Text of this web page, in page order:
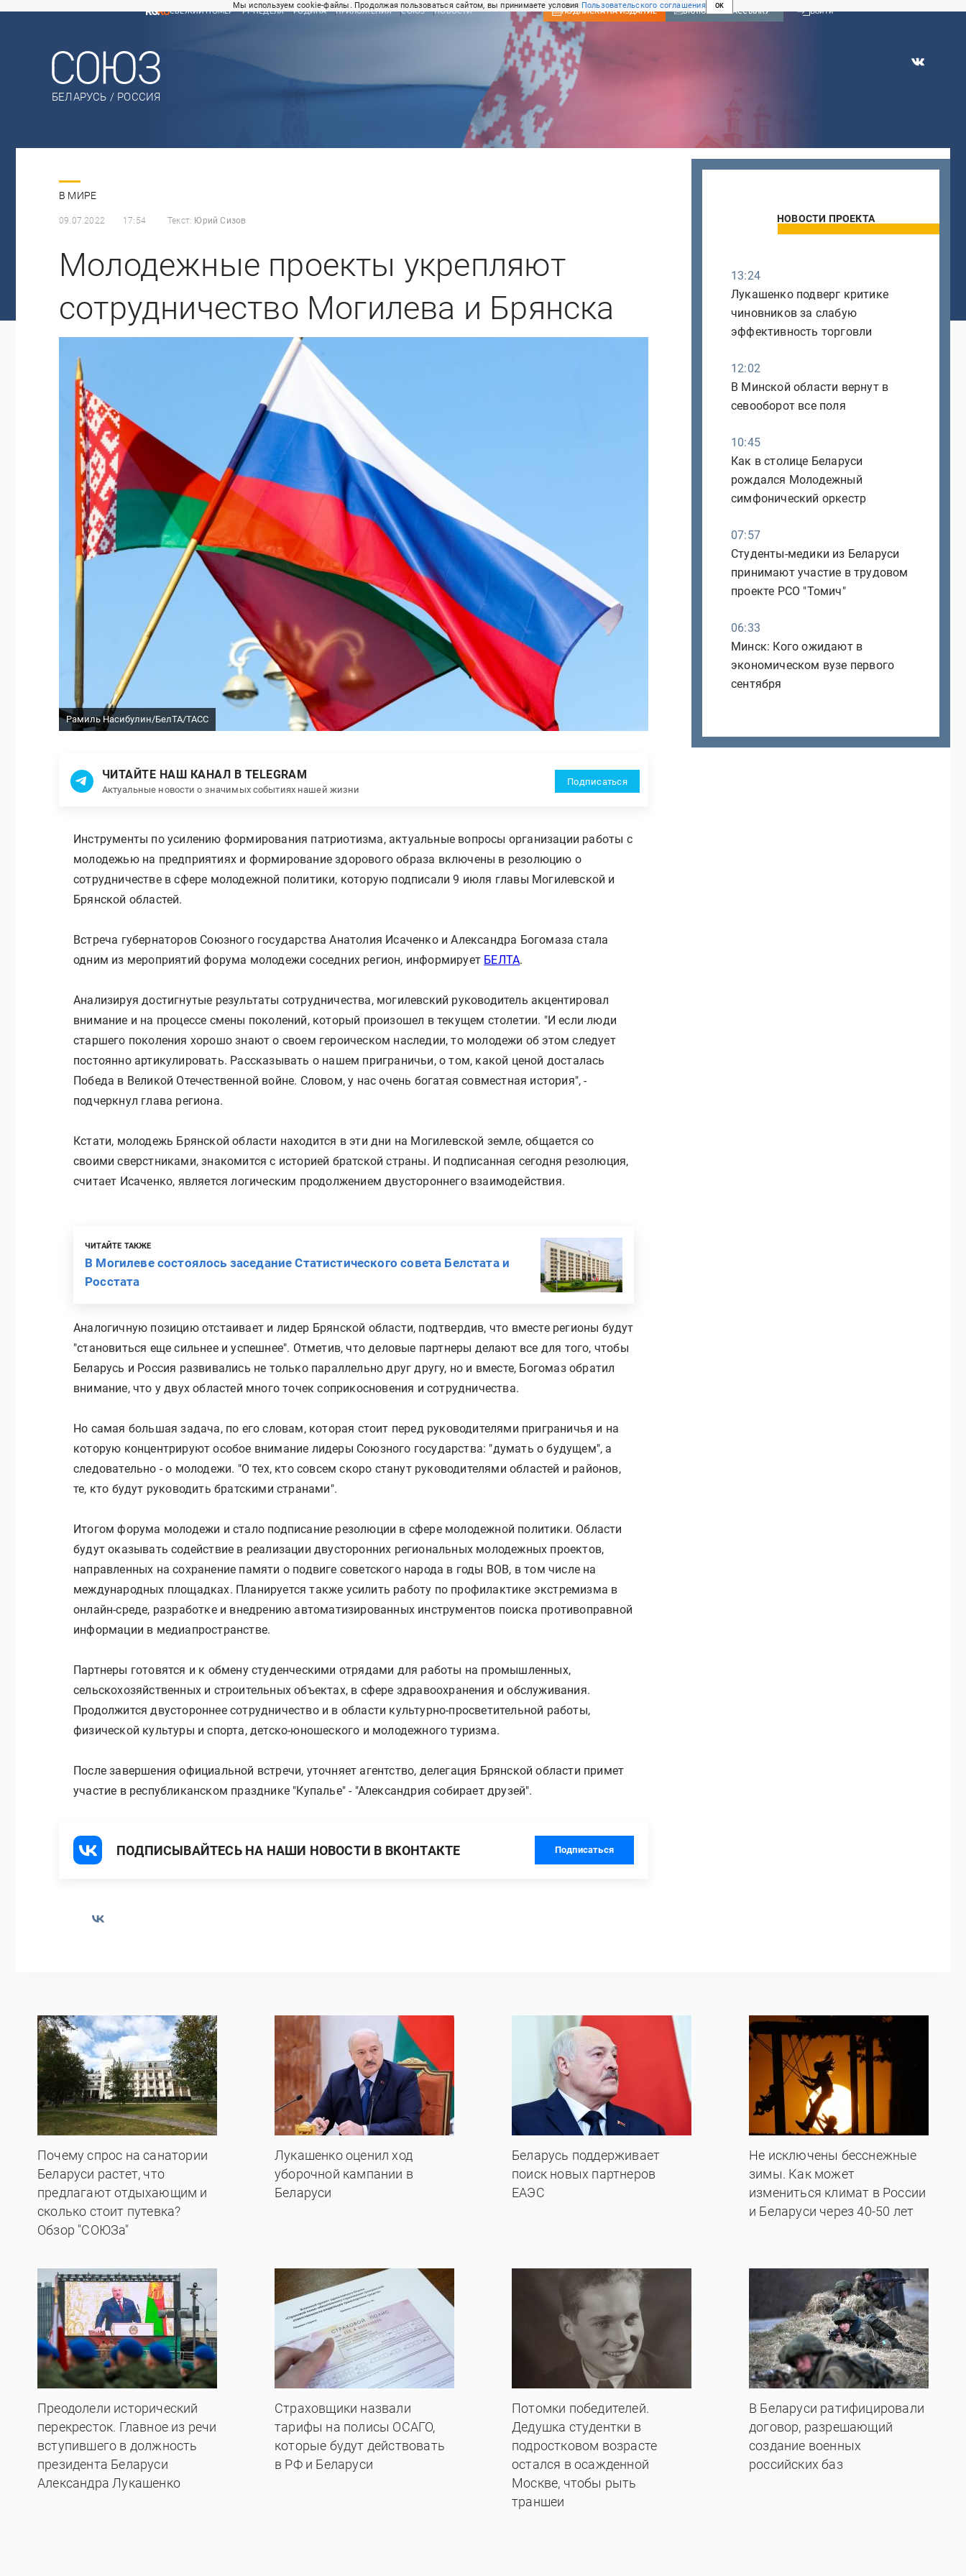
Мы используем cookie-файлы. Продолжая пользоваться сайтом, вы принимаете условия Пользовательского соглашения
OK
СВЕЖИЙ НОМЕР
РГ-НЕДЕЛЯ РОДИНА ПРИЛОЖЕНИЯ СОЮЗ НОВОСТИ ПОДПИСКА НА ИЗДАНИЕ ВКЛЮЧИТЬ РАССЫЛКУ Войти
БЕЛАРУСЬ / РОССИЯ
В МИРЕ
09.07.2022 17:54 Текст: Юрий Сизов
Молодежные проекты укрепляют
сотрудничество Могилева и Брянска
Рамиль Насибулин/БелТА/ТАСС
ЧИТАЙТЕ НАШ КАНАЛ В TELEGRAM
Актуальные новости о значимых событиях нашей жизни
Подписаться
Инструменты по усилению формирования патриотизма, актуальные вопросы организации работы с
молодежью на предприятиях и формирование здорового образа включены в резолюцию о
сотрудничестве в сфере молодежной политики, которую подписали 9 июля главы Могилевской и
Брянской областей.
Встреча губернаторов Союзного государства Анатолия Исаченко и Александра Богомаза стала
одним из мероприятий форума молодежи соседних регион, информирует БЕЛТА.
Анализируя достигнутые результаты сотрудничества, могилевский руководитель акцентировал
внимание и на процессе смены поколений, который произошел в текущем столетии. "И если люди
старшего поколения хорошо знают о своем героическом наследии, то молодежи об этом следует
постоянно артикулировать. Рассказывать о нашем приграничьи, о том, какой ценой досталась
Победа в Великой Отечественной войне. Словом, у нас очень богатая совместная история", -
подчеркнул глава региона.
Кстати, молодежь Брянской области находится в эти дни на Могилевской земле, общается со
своими сверстниками, знакомится с историей братской страны. И подписанная сегодня резолюция,
считает Исаченко, является логическим продолжением двустороннего взаимодействия.
ЧИТАЙТЕ ТАКЖЕ
В Могилеве состоялось заседание Статистического совета Белстата и
Росстата
Аналогичную позицию отстаивает и лидер Брянской области, подтвердив, что вместе регионы будут
"становиться еще сильнее и успешнее". Отметив, что деловые партнеры делают все для того, чтобы
Беларусь и Россия развивались не только параллельно друг другу, но и вместе, Богомаз обратил
внимание, что у двух областей много точек соприкосновения и сотрудничества.
Но самая большая задача, по его словам, которая стоит перед руководителями приграничья и на
которую концентрируют особое внимание лидеры Союзного государства: "думать о будущем", а
следовательно - о молодежи. "О тех, кто совсем скоро станут руководителями областей и районов,
те, кто будут руководить братскими странами".
Итогом форума молодежи и стало подписание резолюции в сфере молодежной политики. Области
будут оказывать содействие в реализации двусторонних региональных молодежных проектов,
направленных на сохранение памяти о подвиге советского народа в годы ВОВ, в том числе на
международных площадках. Планируется также усилить работу по профилактике экстремизма в
онлайн-среде, разработке и внедрению автоматизированных инструментов поиска противоправной
информации в медиапространстве.
Партнеры готовятся и к обмену студенческими отрядами для работы на промышленных,
сельскохозяйственных и строительных объектах, в сфере здравоохранения и обслуживания.
Продолжится двустороннее сотрудничество и в области культурно-просветительной работы,
физической культуры и спорта, детско-юношеского и молодежного туризма.
После завершения официальной встречи, уточняет агентство, делегация Брянской области примет
участие в республиканском празднике "Купалье" - "Александрия собирает друзей".
ПОДПИСЫВАЙТЕСЬ НА НАШИ НОВОСТИ В ВКОНТАКТЕ Подписаться
НОВОСТИ ПРОЕКТА
13:24
Лукашенко подверг критике
чиновников за слабую
эффективность торговли
12:02
В Минской области вернут в
севооборот все поля
10:45
Как в столице Беларуси
рождался Молодежный
симфонический оркестр
07:57
Студенты-медики из Беларуси
принимают участие в трудовом
проекте РСО "Томич"
06:33
Минск: Кого ожидают в
экономическом вузе первого
сентября
Почему спрос на санатории
Беларуси растет, что
предлагают отдыхающим и
сколько стоит путевка?
Обзор "СОЮЗа"
Лукашенко оценил ход
уборочной кампании в
Беларуси
Беларусь поддерживает
поиск новых партнеров
ЕАЭС
Не исключены бесснежные
зимы. Как может
измениться климат в России
и Беларуси через 40-50 лет
Преодолели исторический
перекресток. Главное из речи
вступившего в должность
президента Беларуси
Александра Лукашенко
Страховщики назвали
тарифы на полисы ОСАГО,
которые будут действовать
в РФ и Беларуси
Потомки победителей.
Дедушка студентки в
подростковом возрасте
остался в осажденной
Москве, чтобы рыть
траншеи
В Беларуси ратифицировали
договор, разрешающий
создание военных
российских баз